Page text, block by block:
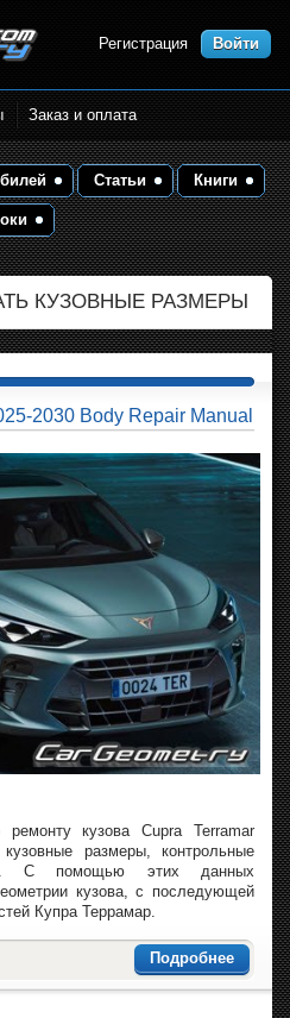
Регистрация Войти
Заказ и оплата
Статьи Книги
КУЗОВНЫЕ РАЗМЕРЫ
2030 Body Repair Manual
ремонту кузова Cupra Terramar
размеры, контрольные
С помощью этих данных
кузова, с последующей
Купра Террамар.
Подробнее